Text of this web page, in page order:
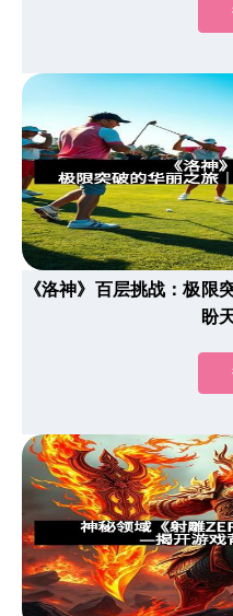
《洛神》百层挑战：极限
盼